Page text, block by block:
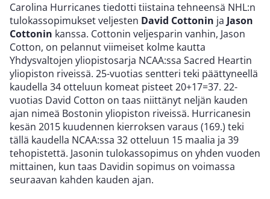
Carolina Hurricanes tiedotti tiistaina tehneensä NHL:n
tulokassopimukset veljesten David Cottonin ja Jason
Cottonin kanssa. Cottonin veljesparin vanhin, Jason
Cotton, on pelannut viimeiset kolme kautta
Yhdysvaltojen yliopistosarja NCAA:ssa Sacred Heartin
yliopiston riveissä. 25-vuotias sentteri teki päättyneellä
kaudella 34 otteluun komeat pisteet 20+17=37. 22-
vuotias David Cotton on taas niittänyt neljän kauden
ajan nimeä Bostonin yliopiston riveissä. Hurricanesin
kesän 2015 kuudennen kierroksen varaus (169.) teki
tällä kaudella NCAA:ssa 32 otteluun 15 maalia ja 39
tehopistettä. Jasonin tulokassopimus on yhden vuoden
mittainen, kun taas Davidin sopimus on voimassa
seuraavan kahden kauden ajan.